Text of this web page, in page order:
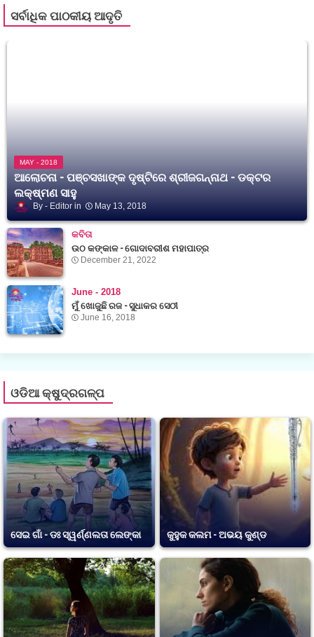
ସର୍ବାଧିକ ପାଠକୀୟ ଆଦୃତି
MAY - 2018
ଆଲୋଚନା - ପଞ୍ଚସଖାଙ୍କ ଦୃଷ୍ଟିରେ ଶ୍ରୀଜଗନ୍ନାଥ - ଡକ୍ଟର
ଲକ୍ଷ୍ମଣ ସାହୁ
Editor May 13, 2018
କବିତା
ଉଠ କଙ୍କାଳ - ଗୋଦାବରୀଶ ମହାପାତ୍ର
December 21, 2022
June - 2018
ମୁଁ ଖୋଜୁଛି ରଜ - ସୁଧାକର ସେଠୀ
June 16, 2018
ଓଡିଆ କ୍ଷୁଦ୍ରଗଳ୍ପ
ସେଇ ଗାଁ - ଡଃ ସ୍ୱର୍ଣ୍ଣଲତା ଲେଙ୍କା କୁହୁକ କଲମ - ଅଭୟ କୁଣ୍ଡ